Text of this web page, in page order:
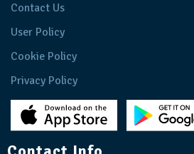
Contact Us
User Policy
Cookie Policy
Privacy Policy